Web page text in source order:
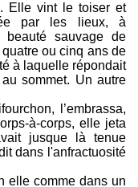
Elle vint le toiser et
par les lieux, à
beauté sauvage de
quatre ou cinq ans de
à laquelle répondait
sommet. Un autre
l’embrassa,
à-corps, elle jeta
jusque là tenue
dans l'anfractuosité
elle comme dans un